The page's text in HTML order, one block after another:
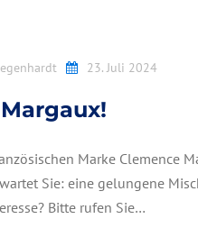
23. Juli 2024
Marke Clemence
Sie: eine gelungene
Bitte rufen Sie…